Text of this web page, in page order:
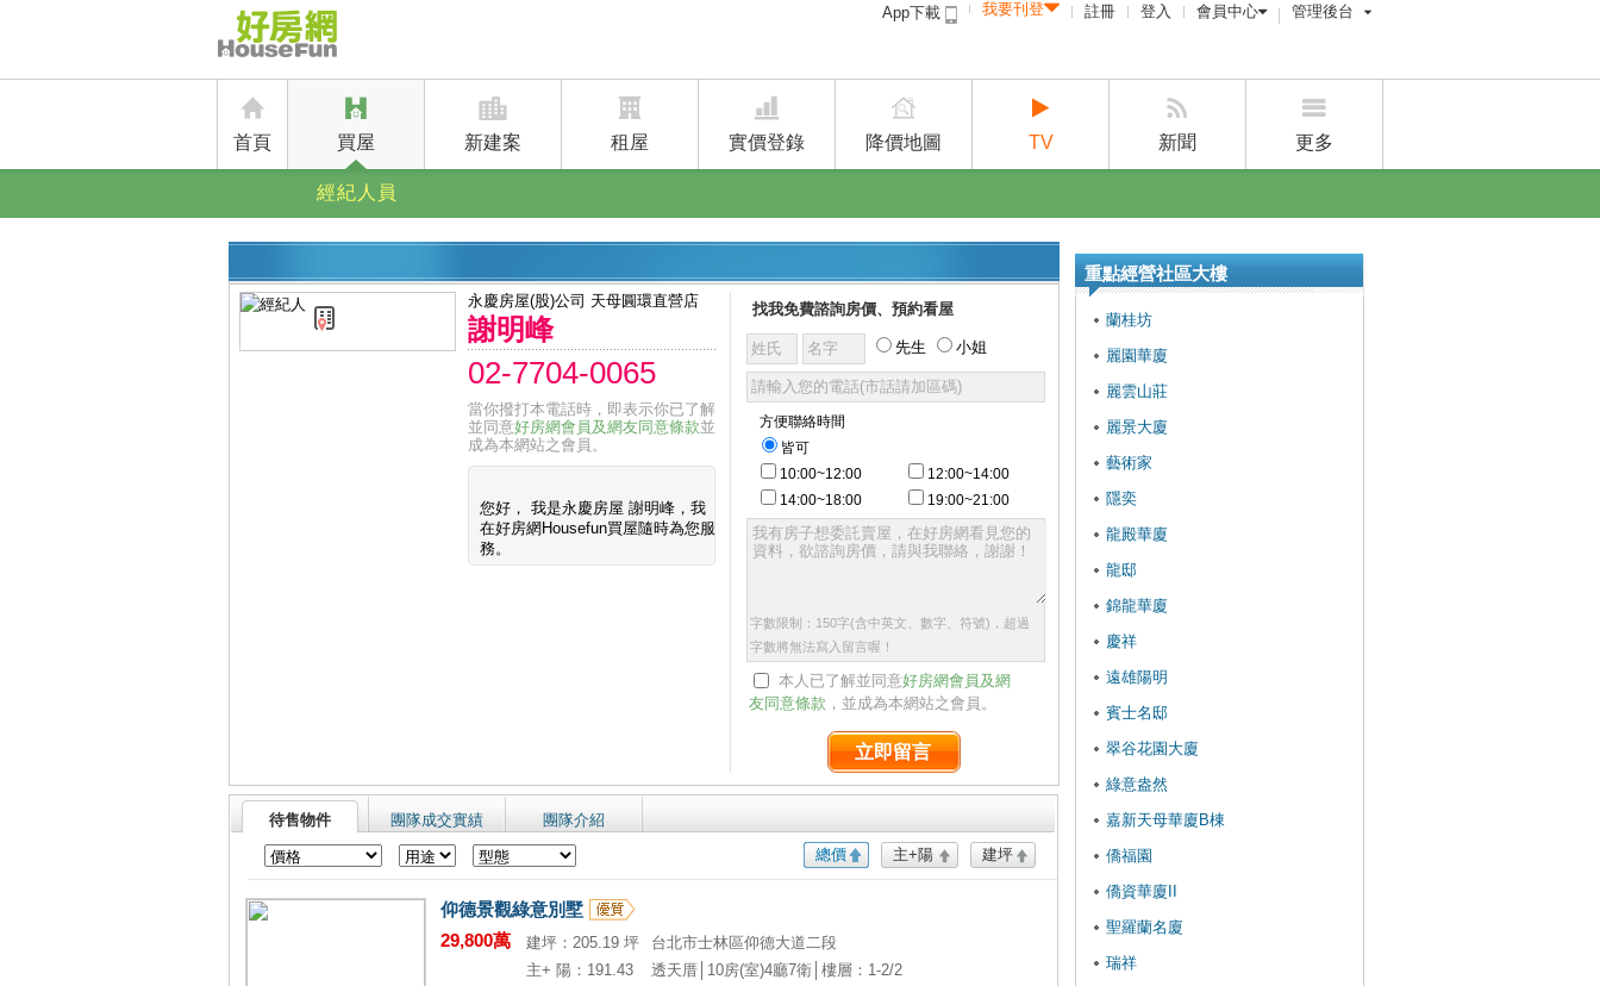
App下載 我要刊登 註冊 登入 會員中心 管理後台
經紀人管理後台
首頁 買屋 新建案 租屋 實價登錄 降價地圖 TV 新聞 更多
經紀人員
永慶房屋(股)公司 天母圓環直營店
謝明峰
02-7704-0065
當你撥打本電話時，即表示你已了解
並同意好房網會員及網友同意條款並
成為本網站之會員。
您好， 我是永慶房屋 謝明峰，我
在好房網Housefun買屋隨時為您服
務。
找我免費諮詢房價、預約看屋
先生 小姐
方便聯絡時間
皆可
10:00~12:00
12:00~14:00
14:00~18:00
19:00~21:00
字數限制：150字(含中英文、數字、符號)，超過
字數將無法寫入留言喔！
本人已了解並同意好房網會員及網
友同意條款 ，並成為本網站之會員。
立即留言
待售物件 團隊成交實績
團隊介紹
總價
主+陽 建坪
仰德景觀綠意別墅
29,800萬
建坪：205.19 坪
主+ 陽：191.43
台北市士林區仰德大道二段
透天厝│10房(室)4廳7衛│樓層：1-2/2
重點經營社區大樓
蘭桂坊
麗園華廈
麗雲山莊
麗景大廈
藝術家
隱奕
龍殿華廈
龍邸
錦龍華廈
慶祥
遠雄陽明
賓士名邸
翠谷花園大廈
綠意盎然
嘉新天母華廈B棟
僑福園
僑資華廈II
聖羅蘭名廈
瑞祥